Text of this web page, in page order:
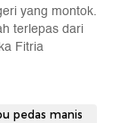
yang montok.
terlepas dari
Fitria
pedas manis